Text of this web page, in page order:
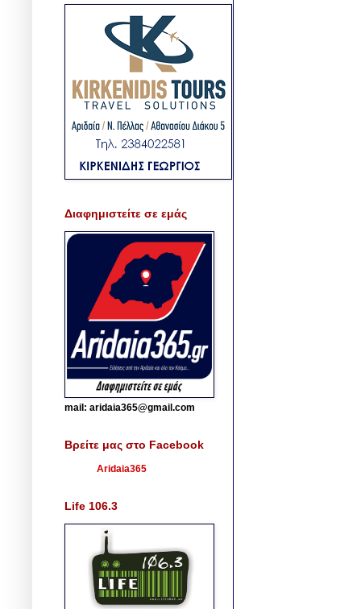
Διαφημιστείτε σε εμάς
mail: aridaia365@gmail.com
Βρείτε μας στο Facebook
Aridaia365
Life 106.3